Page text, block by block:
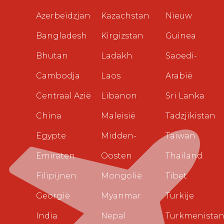
Azerbeidzjan
Bangladesh
Bhutan
Cambodja
Centraal Azië
China
Egypte
Emiraten
Filipijnen
Georgië
India
Kazachstan
Kirgizstan
Ladakh
Laos
Libanon
Maleisië
Midden-
Oosten
Mongolië
Myanmar
Nepal
Nieuw
Guinea
Saoedi-
Arabië
Sri Lanka
Tadzjikistan
Taiwan
Thailand
Tibet
Turkije